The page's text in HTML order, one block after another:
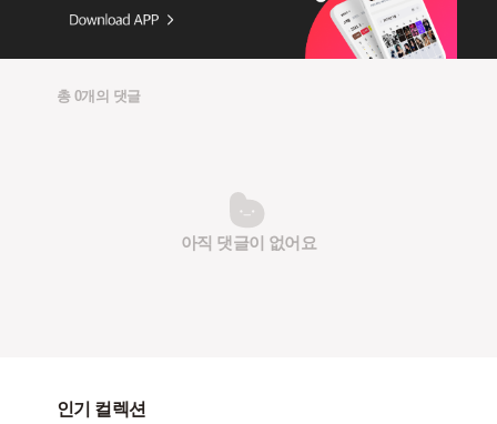
총 0개의 댓글
아직 댓글이 없어요
인기 컬렉션